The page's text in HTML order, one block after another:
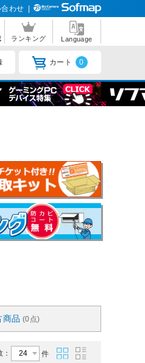
わせ
ランキング Language
カート 0
商品 (0点)
件